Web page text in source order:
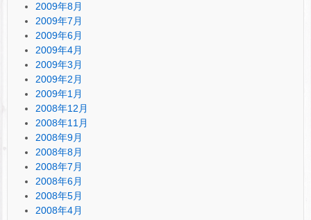
2009年8月
2009年7月
2009年6月
2009年4月
2009年3月
2009年2月
2009年1月
2008年12月
2008年11月
2008年9月
2008年8月
2008年7月
2008年6月
2008年5月
2008年4月